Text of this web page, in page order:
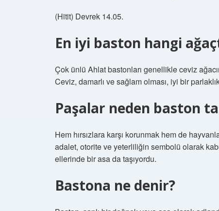
(Hitit) Devrek 14.05.
En iyi baston hangi
Çok ünlü Ahlat bastonları genellikle ceviz
Ceviz, damarlı ve sağlam olması, iyi bir
Paşalar neden baston
Hem hırsızlara karşı korunmak hem de
adalet, otorite ve yeterliliğin sembolü olarak
ellerinde bir asa da taşıyordu.
Bastona ne denir?